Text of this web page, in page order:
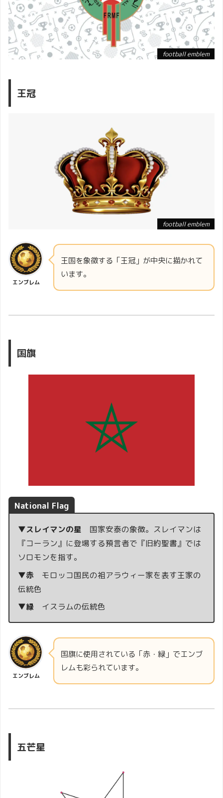
football emblem
王冠
football emblem
エンブレム
王国を象徴する「王冠」が中央に描かれて
います。
国旗
National Flag
▼スレイマンの星 国家安泰の象徴。スレイマンは
『コーラン』に登場する預言者で『旧約聖書』では
ソロモンを指す。
▼赤 モロッコ国民の祖アラウィー家を表す王家の
伝統色
▼緑 イスラムの伝統色
エンブレム
国旗に使用されている「赤・緑」でエンブ
レムも彩られています。
五芒星